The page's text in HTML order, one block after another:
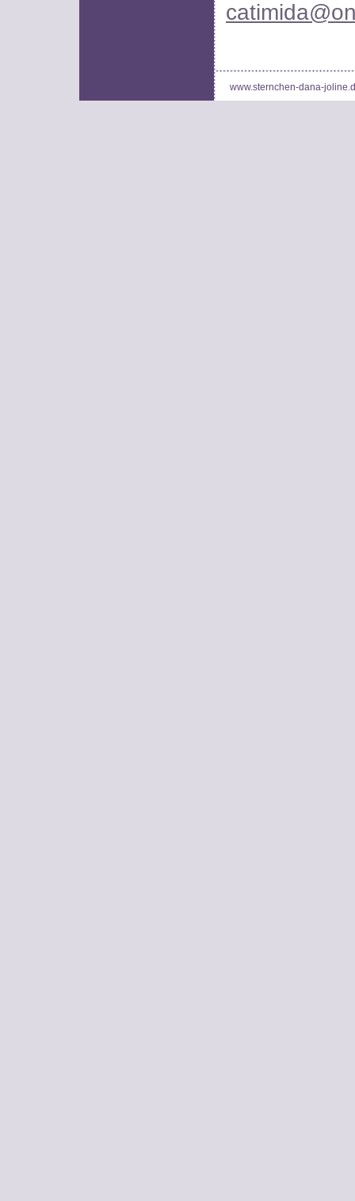
www.sternchen-dana-